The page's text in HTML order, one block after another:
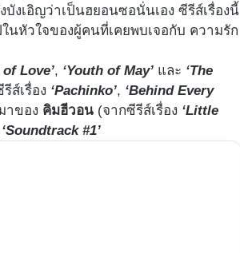
งเอิญว่าเป็นฮยอนซอนั่นเอง ซีรีส์เรื่องนี้
นหัวใจของผู้คนที่เคยพบเจอกับ ความรัก
Love’, ‘Youth of May’ และ ‘The
ส์เรื่อง ‘Pachinko’, ‘Behind Every
าของ คิมฮีวอน (จากซีรีส์เรื่อง ‘Little
‘Soundtrack #1’